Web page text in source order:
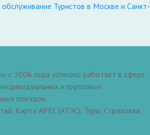
Туристов в Москве и Санкт-
с 2006 года успешно работает в сфере
и групповых
поездок.
Карта APEC (АТЭС), Туры, Страховка.